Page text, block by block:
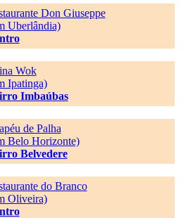
Don Giuseppe
Uberlândia)
Wok
Ipatinga)
Imbaúbas
de Palha
Belo Horizonte)
Belvedere
do Branco
Oliveira)